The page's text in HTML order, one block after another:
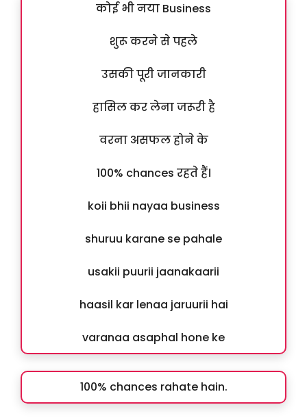
कोई भी नया Business
शुरू करने से पहले
उसकी पूरी जानकारी
हासिल कर लेना जरूरी है
वरना असफल होने के
100% chances रहते हैं।
koii bhii nayaa business
shuruu karane se pahale
usakii puurii jaanakaarii
haasil kar lenaa jaruurii hai
varanaa asaphal hone ke
100% chances rahate hain.